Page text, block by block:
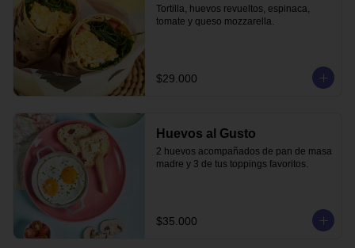
Tortilla, huevos revueltos, espinaca,
tomate y queso mozzarella.
$29.000
Huevos al Gusto
2 huevos acompañados de pan de masa
madre y 3 de tus toppings favoritos.
$35.000